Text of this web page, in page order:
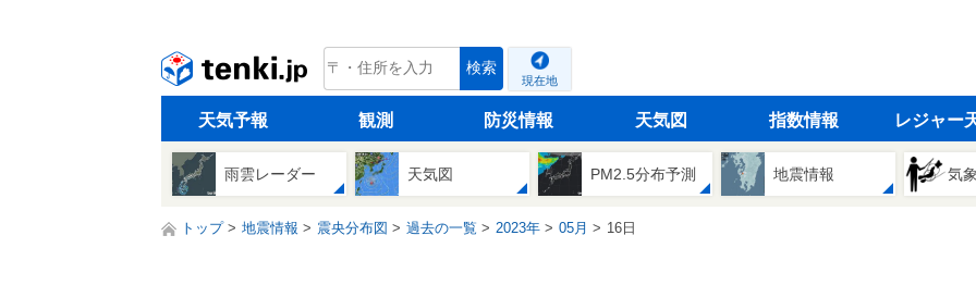
tenki.jp 検索
現在地
天気予報 観測 防災情報 天気図 指数情報 レジャー
雨雲レーダー 天気図 PM2.5分布予測 地震情報 気
トップ 地震情報 震央分布図 過去の一覧 2023年 05月 16日